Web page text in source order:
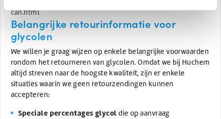
can.html
Belangrijke retourinformatie voor
glycolen
We willen je graag wijzen op enkele belangrijke voorwaarden
rondom het retourneren van glycolen. Omdat we bij Huchem
altijd streven naar de hoogste kwaliteit, zijn er enkele
situaties waarin we geen retourzendingen kunnen
accepteren:
Speciale percentages glycol die op aanvraag